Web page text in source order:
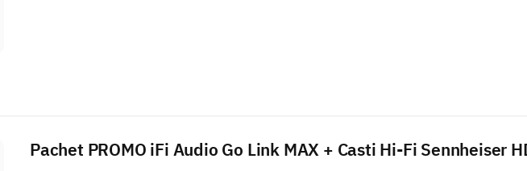
Pachet PROMO iFi Audio Go Link MAX + Casti Hi-Fi Sennheiser